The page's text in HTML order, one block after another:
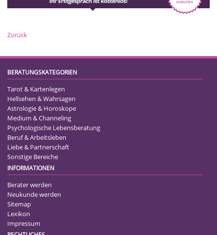
Zurück
BERATUNGSKATEGORIEN
Tarot & Kartenlegen
Hellsehen & Wahrsagen
Astrologie & Horoskope
Medium & Channeling
Psychologische Lebensberatung
Beruf & Arbeitsleben
Liebe & Partnerschaft
Sonstige Bereiche
INFORMATIONEN
Berater werden
Neukunde werden
Sitemap
Lexikon
Impressum